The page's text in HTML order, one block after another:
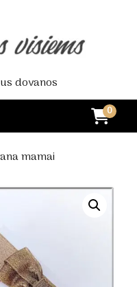
dovanos
0
mamai